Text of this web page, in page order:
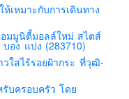
เหมาะกับการเดินทาง
มมูนิตี้มอลล์ใหม่ สไตส์
อง แปง (283710)
ใสไร้รอยฝ้ากระ ที่วุฒิ-
บครอบครัว โดย